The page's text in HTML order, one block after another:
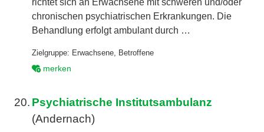
richtet sich an Erwachsene mit schweren und/oder
chronischen psychiatrischen Erkrankungen. Die
Behandlung erfolgt ambulant durch …
Zielgruppe: Erwachsene
Betroffene
merken
20. Psychiatrische Institutsambulanz
(Andernach)